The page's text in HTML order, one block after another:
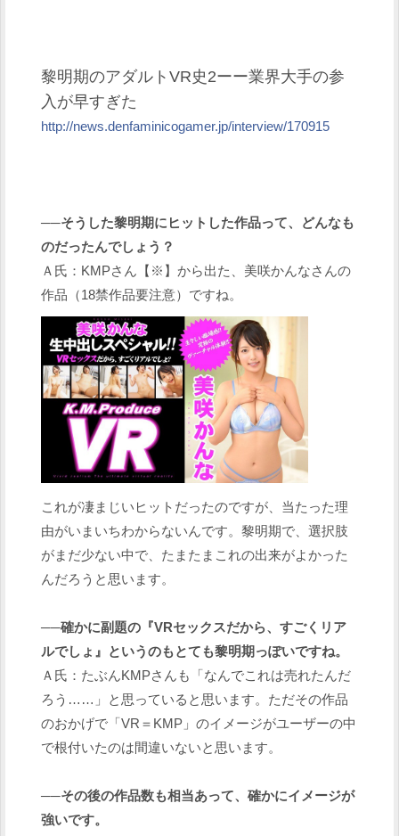
黎明期のアダルトVR史2ーー業界大手の参
入が早すぎた
http://news.denfaminicogamer.jp/interview/170915
──そうした黎明期にヒットした作品って、どんなも
のだったんでしょう？
Ａ氏：KMPさん【※】から出た、美咲かんなさんの
作品（18禁作品要注意）ですね。
これが凄まじいヒットだったのですが、当たった理
由がいまいちわからないんです。黎明期で、選択肢
がまだ少ない中で、たまたまこれの出来がよかった
んだろうと思います。
──確かに副題の『VRセックスだから、すごくリア
ルでしょ』というのもとても黎明期っぽいですね。
Ａ氏：たぶんKMPさんも「なんでこれは売れたんだ
ろう……」と思っていると思います。ただその作品
のおかげで「VR＝KMP」のイメージがユーザーの中
で根付いたのは間違いないと思います。
──その後の作品数も相当あって、確かにイメージが
強いです。